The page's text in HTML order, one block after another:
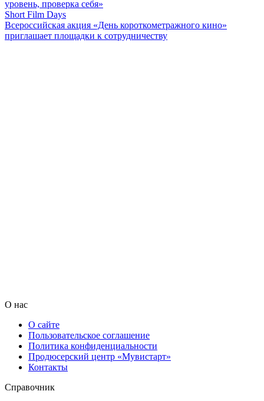
уровень, проверка себя»
Short Film Days
Всероссийская акция «День короткометражного кино»
приглашает площадки к сотрудничеству
О нас
О сайте
Пользовательское соглашение
Политика конфиденциальности
Продюсерский центр «Мувистарт»
Контакты
Справочник